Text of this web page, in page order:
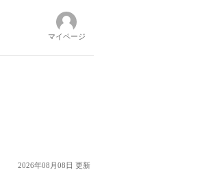
マイページ
2026年08月08日 更新